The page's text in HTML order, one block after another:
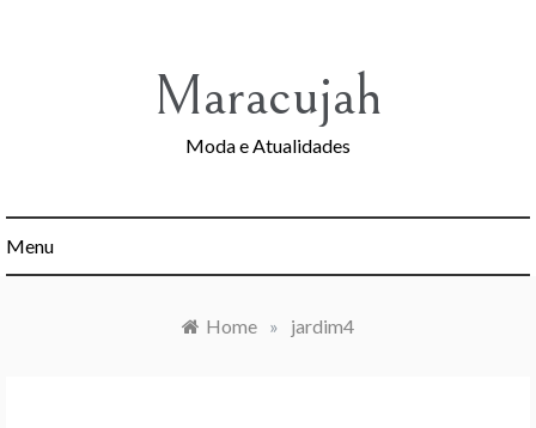
Maracujah
Moda e Atualidades
Menu
Home » jardim4